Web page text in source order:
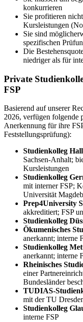
konkurrieren
Sie profitieren
Kursleistungen
Sie sind
spezifischen
Die
niedriger als für
Private
FSP
Basierend auf unserer
2026, verfügen folgende
Anerkennung für ihre
Feststellungsprüfung):
Studienkolleg
Sachsen-Anhalt;
Kursleistungen
Studienkolleg
mit interner FSP;
Universität
Prep4University
akkreditiert; FSP
Studienkolleg
Ökumenisches
anerkannt; interne
Studienkolleg
anerkannt; interne
Rheinisches
einer
Bundesländer
TUDIAS-
mit der TU
Studienkolleg
interne FSP